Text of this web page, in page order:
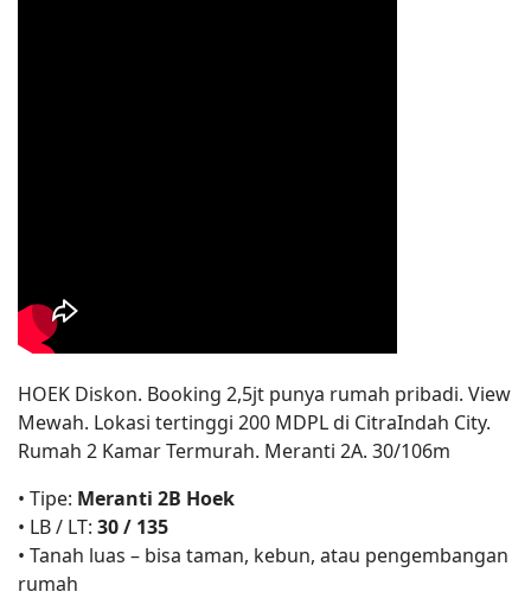
HOEK Diskon. Booking 2,5jt punya rumah pribadi. View
Mewah. Lokasi tertinggi 200 MDPL di CitraIndah City.
Rumah 2 Kamar Termurah. Meranti 2A. 30/106m
• Tipe: Meranti 2B Hoek
• LB / LT: 30 / 135
• Tanah luas – bisa taman, kebun, atau pengembangan
rumah